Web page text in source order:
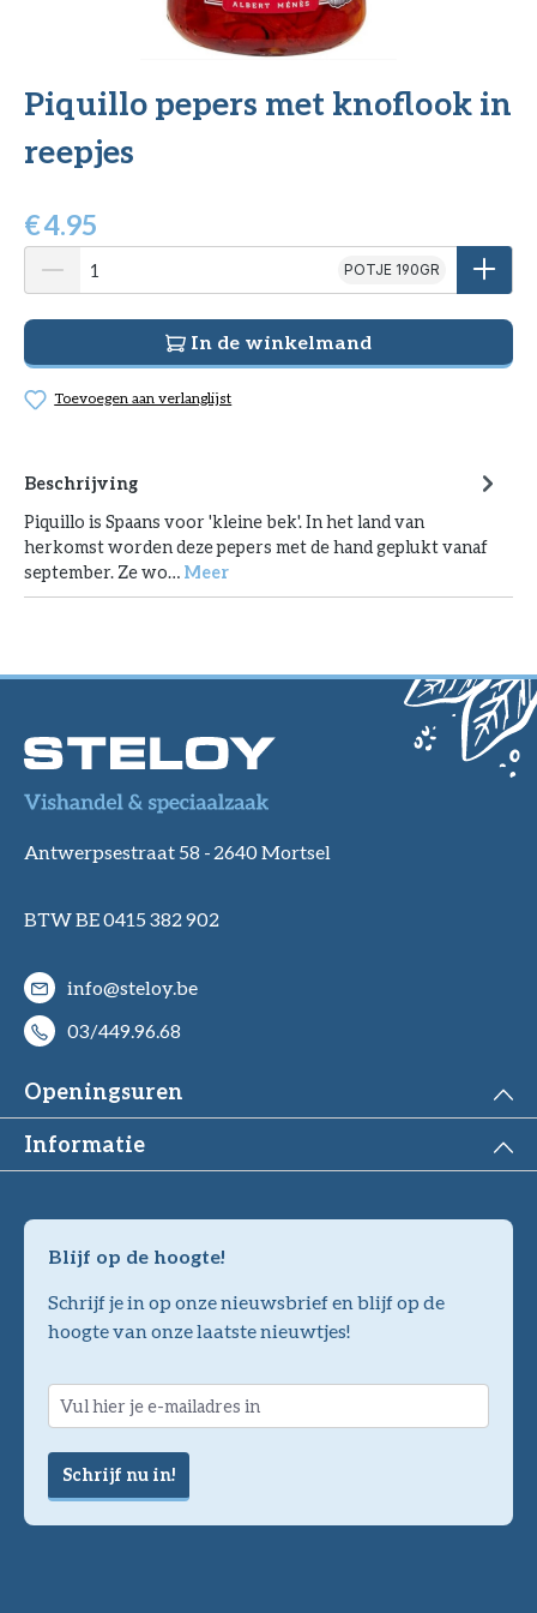
Piquillo pepers met knoflook in
reepjes
€4.95
POTJE 190GR
In de winkelmand
Toevoegen aan verlanglijst
Beschrijving
Piquillo is Spaans voor 'kleine bek'. In het land van
herkomst worden deze pepers met de hand geplukt vanaf
september. Ze wo… Meer
Antwerpsestraat 58 - 2640 Mortsel
BTW BE 0415 382 902
info@steloy.be
03/449.96.68
Openingsuren
Informatie
Blijf op de hoogte!
Schrijf je in op onze nieuwsbrief en blijf op de
hoogte van onze laatste nieuwtjes!
Schrijf nu in!